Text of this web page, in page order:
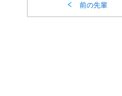
前の先輩